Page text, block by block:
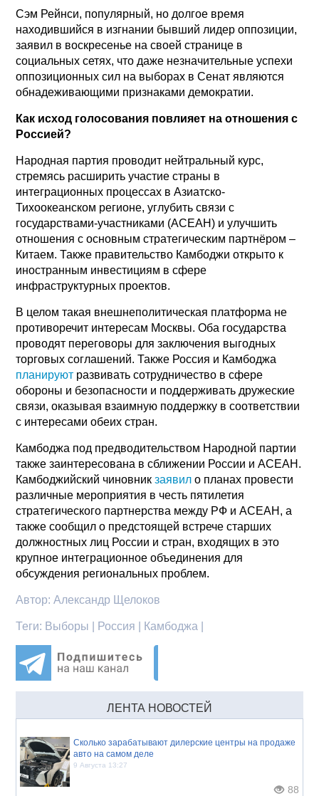
Сэм Рейнси, популярный, но долгое время
находившийся в изгнании бывший лидер оппозиции,
заявил в воскресенье на своей странице в
социальных сетях, что даже незначительные успехи
оппозиционных сил на выборах в Сенат являются
обнадеживающими признаками демократии.
Как исход голосования повлияет на отношения с
Россией?
Народная партия проводит нейтральный курс,
стремясь расширить участие страны в
интеграционных процессах в Азиатско-
Тихоокеанском регионе, углубить связи с
государствами-участниками (АСЕАН) и улучшить
отношения с основным стратегическим партнёром –
Китаем. Также правительство Камбоджи открыто к
иностранным инвестициям в сфере
инфраструктурных проектов.
В целом такая внешнеполитическая платформа не
противоречит интересам Москвы. Оба государства
проводят переговоры для заключения выгодных
торговых соглашений. Также Россия и Камбоджа
планируют развивать сотрудничество в сфере
обороны и безопасности и поддерживать дружеские
связи, оказывая взаимную поддержку в соответствии
с интересами обеих стран.
Камбоджа под предводительством Народной партии
также заинтересована в сближении России и АСЕАН.
Камбоджийский чиновникзаявил о планах провести
различные мероприятия в честь пятилетия
стратегического партнерства между РФ и АСЕАН, а
также сообщил о предстоящей встрече старших
должностных лиц России и стран, входящих в это
крупное интеграционное объединения для
обсуждения региональных проблем.
Автор:Александр Щелоков
Теги: Выборы | Россия | Камбоджа |
ЛЕНТА НОВОСТЕЙ
Сколько зарабатывают дилерские центры на продаже
авто на самом деле
9 Августа 13:27
88